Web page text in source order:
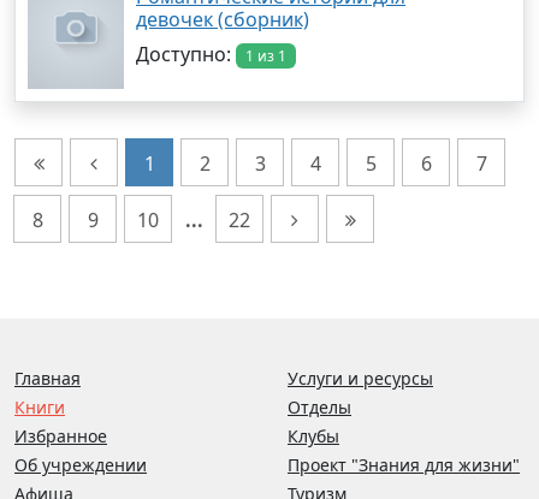
девочек (сборник)
Доступно:
1 из 1
1 2 3 4 5 6 7
8 9 10 ... 22
Главная
Книги
Избранное
Об учреждении
Афиша
Услуги и ресурсы
Отделы
Клубы
Проект "Знания для жизни"
Туризм